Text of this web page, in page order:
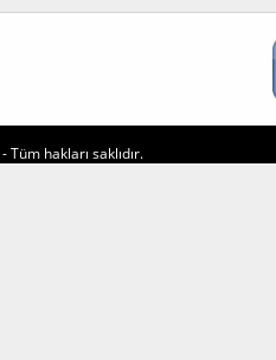
- Tüm hakları saklıdır.